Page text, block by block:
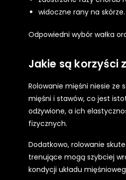
widoczne rany na skórze.
Odpowiedni wybór wałka
Jakie są korzyści
Rolowanie mięśni niesie ze
mięśni i stawów, co jest
odżywione, a ich
fizycznych.
Dodatkowo, rolowanie
trenujące mogą szybciej
kondycji układu